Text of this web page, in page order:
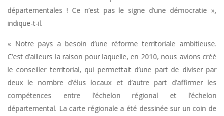
départementales ! Ce n’est pas le signe d’une démocratie »,
indique-t-il.
« Notre pays a besoin d’une réforme territoriale ambitieuse.
C’est d’ailleurs la raison pour laquelle, en 2010, nous avions créé
le conseiller territorial, qui permettait d’une part de diviser par
deux le nombre d’élus locaux et d’autre part d’affirmer les
compétences entre l’échelon régional et l’échelon
départemental. La carte régionale a été dessinée sur un coin de